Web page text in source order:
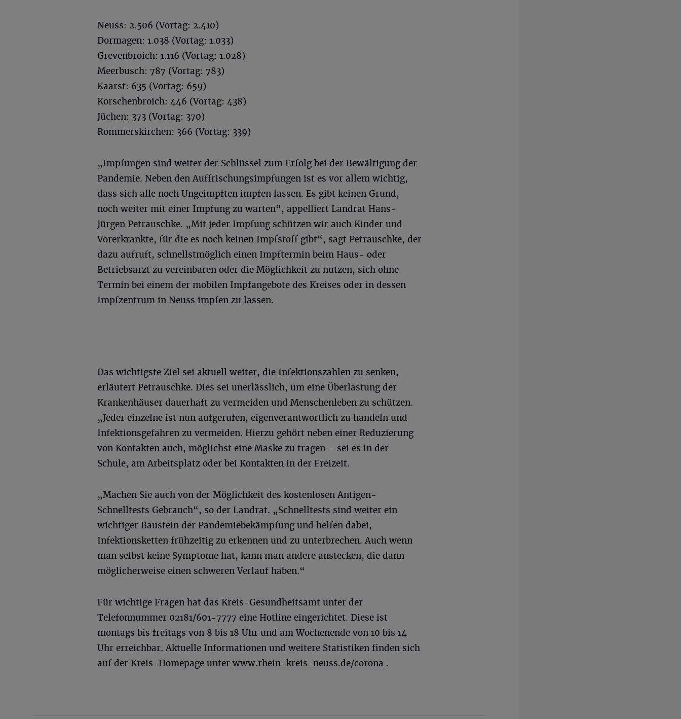
Neuss: 2.506 (Vortag: 2.410)
Dormagen: 1.038 (Vortag: 1.033)
Grevenbroich: 1.116 (Vortag: 1.028)
Meerbusch: 787 (Vortag: 783)
Kaarst: 635 (Vortag: 659)
Korschenbroich: 446 (Vortag: 438)
Jüchen: 373 (Vortag: 370)
Rommerskirchen: 366 (Vortag: 339)
„Impfungen sind weiter der Schlüssel zum Erfolg bei der Bewältigung der
Pandemie. Neben den Auffrischungsimpfungen ist es vor allem wichtig,
dass sich alle noch Ungeimpften impfen lassen. Es gibt keinen Grund,
noch weiter mit einer Impfung zu warten“, appelliert Landrat Hans-
Jürgen Petrauschke. „Mit jeder Impfung schützen wir auch Kinder und
Vorerkrankte, für die es noch keinen Impfstoff gibt“, sagt Petrauschke, der
dazu aufruft, schnellstmöglich einen Impftermin beim Haus- oder
Betriebsarzt zu vereinbaren oder die Möglichkeit zu nutzen, sich ohne
Termin bei einem der mobilen Impfangebote des Kreises oder in dessen
Impfzentrum in Neuss impfen zu lassen.
Das wichtigste Ziel sei aktuell weiter, die Infektionszahlen zu senken,
erläutert Petrauschke. Dies sei unerlässlich, um eine Überlastung der
Krankenhäuser dauerhaft zu vermeiden und Menschenleben zu schützen.
„Jeder einzelne ist nun aufgerufen, eigenverantwortlich zu handeln und
Infektionsgefahren zu vermeiden. Hierzu gehört neben einer Reduzierung
von Kontakten auch, möglichst eine Maske zu tragen – sei es in der
Schule, am Arbeitsplatz oder bei Kontakten in der Freizeit.
„Machen Sie auch von der Möglichkeit des kostenlosen Antigen-
Schnelltests Gebrauch“, so der Landrat. „Schnelltests sind weiter ein
wichtiger Baustein der Pandemiebekämpfung und helfen dabei,
Infektionsketten frühzeitig zu erkennen und zu unterbrechen. Auch wenn
man selbst keine Symptome hat, kann man andere anstecken, die dann
möglicherweise einen schweren Verlauf haben.“
Für wichtige Fragen hat das Kreis-Gesundheitsamt unter der
Telefonnummer 02181/601-7777 eine Hotline eingerichtet. Diese ist
montags bis freitags von 8 bis 18 Uhr und am Wochenende von 10 bis 14
Uhr erreichbar. Aktuelle Informationen und weitere Statistiken finden sich
auf der Kreis-Homepage unter www.rhein-kreis-neuss.de/corona .